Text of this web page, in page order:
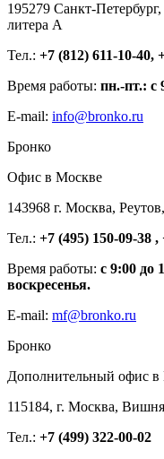
195279 Санкт-
литера А
Тел.: +7 (812) 611-10-40,
Время работы: пн.-пт.: с
E-mail: info@bronko.ru
Бронко
Офис в Москве
143968 г. Москва,
Тел.: +7 (495) 150-09-38 ,
Время работы: с 9:00 до
воскресенья.
E-mail: mf@bronko.ru
Бронко
Дополнительный офис в
115184, г. Москва,
Тел.: +7 (499) 322-00-02